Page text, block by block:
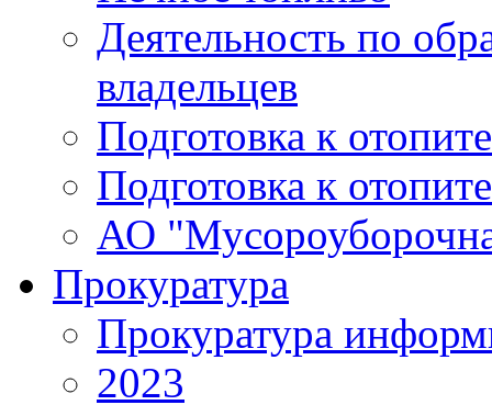
Деятельность по
владельцев
Подготовка к
Подготовка к
АО
Прокуратура
Прокуратура
2023